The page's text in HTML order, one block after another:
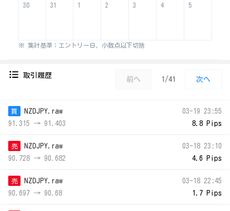
30 31 1 2 3 4 5
※ 集計基準：エントリー日、小数点以下切捨
取引履歴
前へ 1/41 次へ
買
NZDJPY.raw
91.315 → 91.403
03-19 23:55
8.8 Pips
売
NZDJPY.raw
90.728 → 90.682
03-18 23:10
4.6 Pips
売
NZDJPY.raw
90.697 → 90.68
03-18 22:45
1.7 Pips